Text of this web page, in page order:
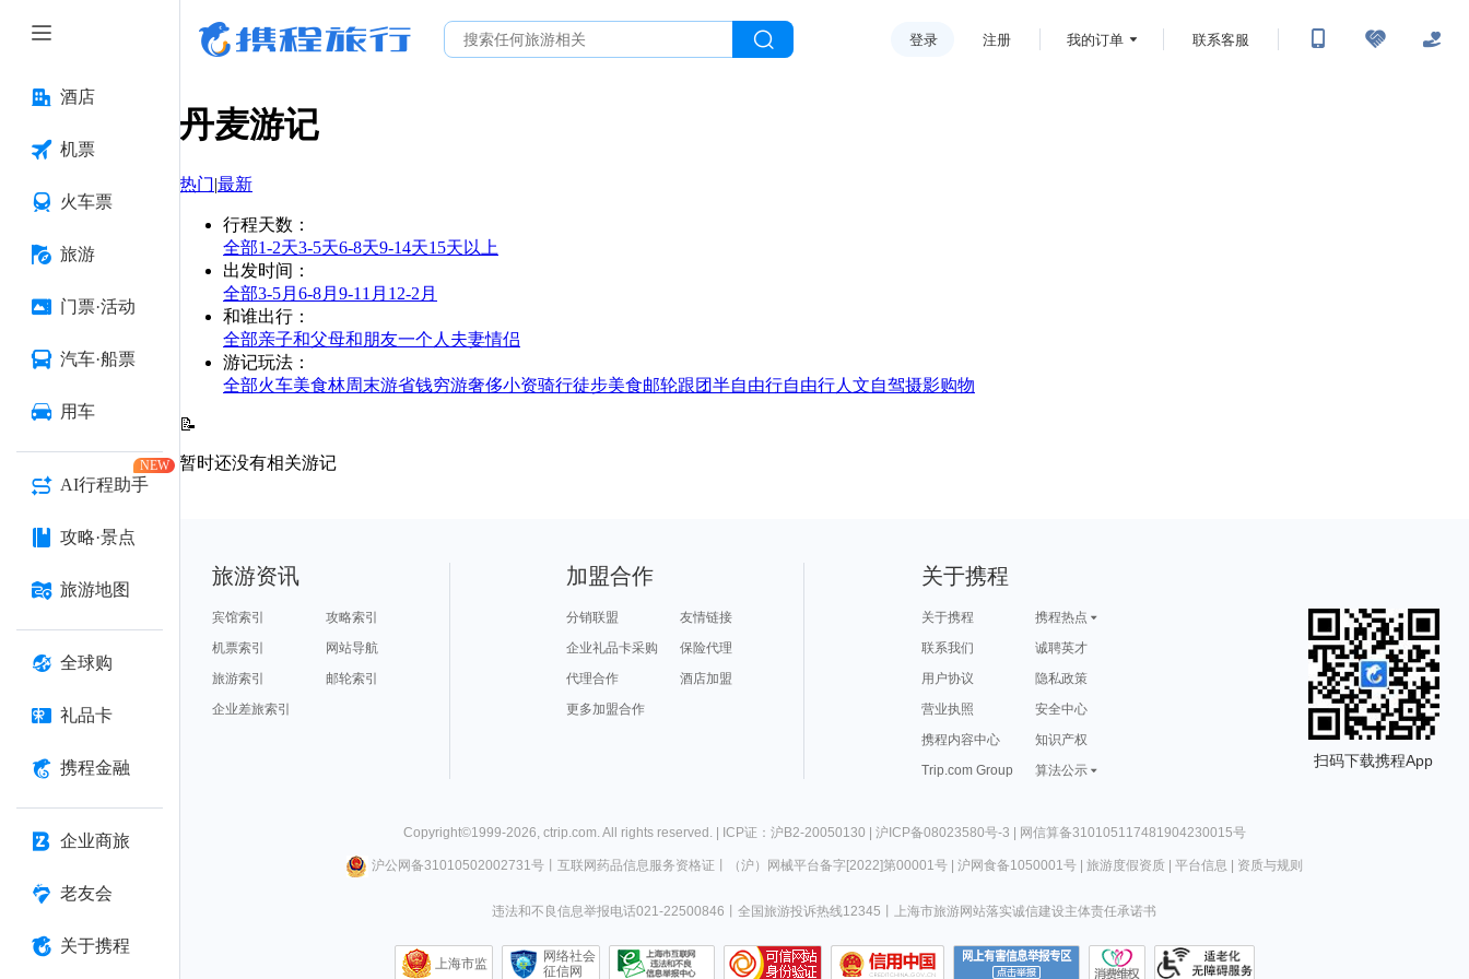
酒店
机票
火车票
旅游
门票·活动
汽车·船票
用车
AI行程助手
NEW
攻略·景点
旅游地图
全球购
礼品卡
携程金融
企业商旅
老友会
关于携程
登录 注册 我的订单 联系客服
丹麦游记
热门|最新
行程天数 ：
全部1-2天3-5天6-8天9-14天15天以上
出发时间 ：
全部3-5月 6-8月 9-11月 12-2月
和谁出行 ：
全部亲子和父母和朋友一个人 夫妻情侣
游记玩法 ：
全部火车美食林周末游省钱穷游奢侈小资骑行徒步美食邮轮跟团半自由行自由行人文自驾摄影购物
📝
暂时还没有相关游记
旅游资讯
宾馆索引
攻略索引
机票索引
网站导航
旅游索引
邮轮索引
企业差旅索引
加盟合作
分销联盟
友情链接
企业礼品卡采购
保险代理
代理合作
酒店加盟
更多加盟合作
关于携程
关于携程
携程热点
联系我们
诚聘英才
用户协议
隐私政策
营业执照
安全中心
携程内容中心
知识产权
Trip.com Group
算法公示
扫码下载携程App
Copyright©1999-2026, ctrip.com. All rights reserved. | ICP证：沪B2-20050130 | 沪ICP备08023580号-3 | 网信算备310105117481904230015号
沪公网备31010502002731号丨 互联网药品信息服务资格证 （沪）网械平台备字[2022]第00001号| 沪网食备1050001号| 旅游度假资质| 平台信息 资质与规则
违法和不良信息举报电话021-22500846 全国旅游投诉热线12345 上海市旅游网站落实诚信建设主体责任承诺书
上海市监
网络社会
征信网